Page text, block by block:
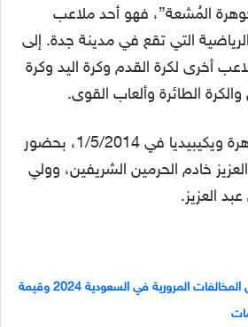
المُشعة”، فهو أحد ملاعب
التي تقع في مدينة جدة. إلى
أخرى لكرة القدم وكرة اليد وكرة
الطائرة وألعاب القوى.
وقد افتُتح ملعب الجوهرة ويكيبيديا في 1/5/2014، بحضور
خادم الحرمين الشريفين، وولي
العزيز.
جدول المخالفات المرورية في السعودية 2024 وقيمة